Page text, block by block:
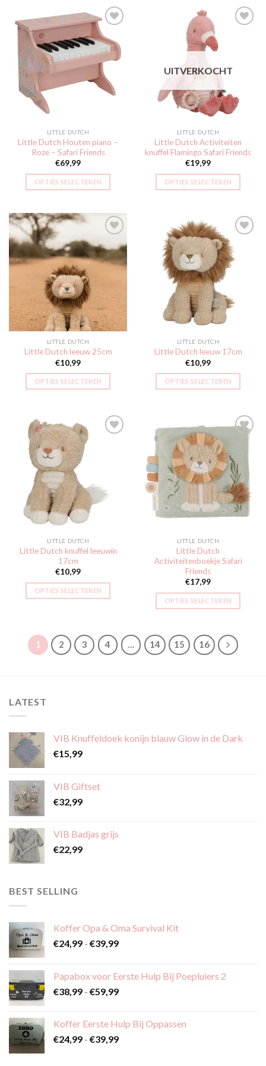
Toevoegen
aan
verlanglijst
LITTLE DUTCH
Little Dutch Houten piano –
Roze – Safari Friends
€69,99
OPTIES SELECTEREN
verlanglijst
UITVERKOCHT
LITTLE DUTCH
Little Dutch Activiteiten
knuffel Flamingo Safari Friends
€19,99
OPTIES SELECTEREN
Toevoegen
verlanglijst
LITTLE DUTCH
Little Dutch leeuw 25cm
€10,99
OPTIES SELECTEREN
Toevoegen
verlanglijst
LITTLE DUTCH
Little Dutch leeuw 17cm
€10,99
OPTIES SELECTEREN
LITTLE DUTCH
Little Dutch knuffel leeuwin
17cm
€10,99
OPTIES SELECTEREN
Toevoegen
aan
verlanglijst
LITTLE DUTCH
Little Dutch
Activiteitenboekje Safari
Friends
€17,99
OPTIES SELECTEREN
1 2 3 4 … 14 15 16
LATEST
VIB Knuffeldoek konijn blauw Glow in de Dark
€15,99
VIB Giftset
€32,99
VIB Badjas grijs
€22,99
BEST SELLING
Koffer Opa & Oma Survival Kit
€24,99 - €39,99Prijsklasse:
€39,99
Papabox voor Eerste Hulp Bij Poepluiers 2
€38,99 - €59,99Prijsklasse:
€59,99
Koffer Eerste Hulp Bij Oppassen
€24,99 - €39,99Prijsklasse: